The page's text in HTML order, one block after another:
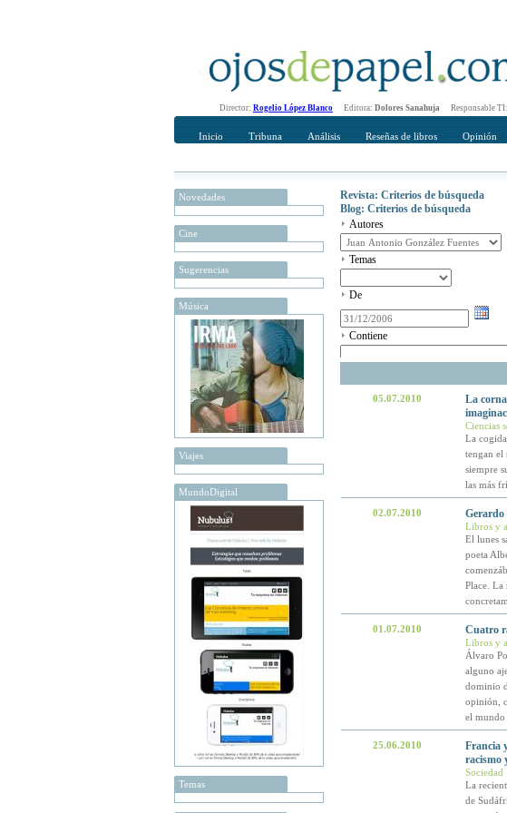
Director: Rogelio López Blanco Editora: Dolores Sanahuja Responsable TI:
Inicio Tribuna Análisis Reseñas de libros Opinión
Novedades
Cine
Sugerencias
Música
Viajes
MundoDigital
Temas
Revista: Criterios de búsqueda
Blog: Criterios de búsqueda
Autores
Temas
De
Contiene
05.07.2010
La
Ciencias
La
tengan el
siempre
las más
02.07.2010 Gerardo
Libros y
El lunes
poeta
Place. La
01.07.2010 Cuatro
Libros y
Álvaro
alguno
dominio
opinión,
el mundo
25.06.2010
Francia
racismo
Sociedad
La
de